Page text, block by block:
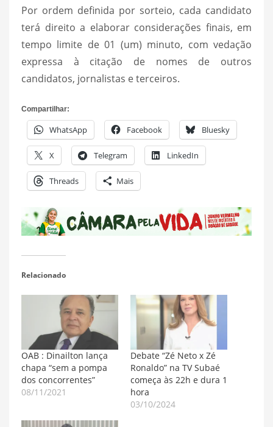
Por ordem definida por sorteio, cada candidato
terá direito a elaborar considerações finais, em
tempo limite de 01 (um) minuto, com vedação
expressa à citação de nomes de outros
candidatos, jornalistas e terceiros.
Compartilhar:
WhatsApp Facebook Bluesky
X Telegram LinkedIn
Threads Mais
Relacionado
OAB : Dinailton lança
chapa “sem a pompa
dos concorrentes”
08/11/2021
Debate “Zé Neto x Zé
Ronaldo” na TV Subaé
começa às 22h e dura 1
hora
03/10/2024